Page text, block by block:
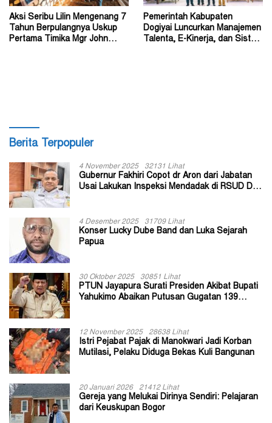
Aksi Seribu Lilin Mengenang 7
Tahun Berpulangnya Uskup
Pertama Timika Mgr John
Pemerintah Kabupaten
Dogiyai Luncurkan Manajemen
Talenta, E-Kinerja, dan Sistem
Berita Terpopuler
4 November 2025 32131 Lihat
Gubernur Fakhiri Copot dr Aron dari Jabatan
Usai Lakukan Inspeksi Mendadak di RSUD Dok
4 Desember 2025 31709 Lihat
Konser Lucky Dube Band dan Luka Sejarah
Papua
30 Oktober 2025 30851 Lihat
PTUN Jayapura Surati Presiden Akibat Bupati
Yahukimo Abaikan Putusan Gugatan 139
12 November 2025 28638 Lihat
Istri Pejabat Pajak di Manokwari Jadi Korban
Mutilasi, Pelaku Diduga Bekas Kuli Bangunan
20 Januari 2026 21412 Lihat
Gereja yang Melukai Dirinya Sendiri: Pelajaran
dari Keuskupan Bogor